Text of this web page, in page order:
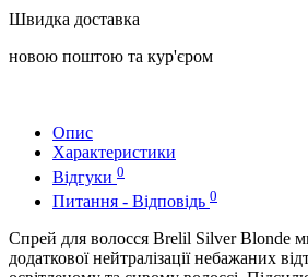
Швидка доставка
новою поштою та кур'єром
Опис
Характеристики
Відгуки 0
Питання - Відповідь 0
Спрей для волосся Brelil Silver Blonde
додаткової нейтралізації небажаних